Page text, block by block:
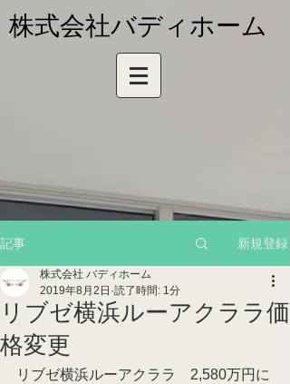
株式会社バディホーム
記事 新規登録
リブゼ横浜ルーアクララ価
格変更
株式会社 バディホーム
2019年8月2日 読了時間: 1分
リブゼ横浜ルーアクララ　2,580万円に